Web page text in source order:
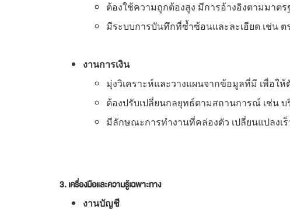
ต้องใช้ความถูกต้องสูง มีการอ้างอิงตามมาต
มีระบบการบันทึกที่ซ้ำซ้อนและละเอียด เช่น
งานการเงิน
มุ่งวิเคราะห์และวางแผนจากข้อมูลที่มี เพื่อใ
ต้องปรับเปลี่ยนกลยุทธ์ตามสถานการณ์ เช่น
มีลักษณะการทำงานที่คล่องตัว เปลี่ยนแปลงเ
3. เครื่องมือและความรู้เฉพาะทาง
งานบัญชี